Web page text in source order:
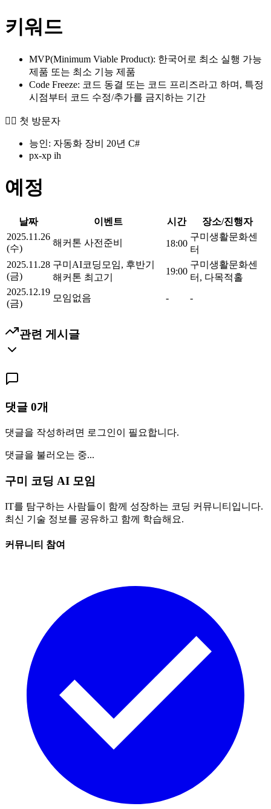
키워드
MVP(Minimum Viable Product): 한국어로 최소 실행 가능
제품 또는 최소 기능 제품
Code Freeze: 코드 동결 또는 코드 프리즈라고 하며, 특정
시점부터 코드 수정/추가를 금지하는 기간
🙋‍♀️ 첫 방문자
능인: 자동화 장비 20년 C#
px-xp ih
예정
날짜 이벤트 시간
장소/진행자
2025.11.26
(수)
해커톤 사전준비 18:00
구미생활문화센
터
2025.11.28
(금)
구미AI코딩모임, 후반기
해커톤 최고기
19:00
구미생활문화센
터, 다목적홀
2025.12.19
(금)
모임없음 - -
관련 게시글
댓글 0개
댓글을 작성하려면 로그인이 필요합니다.
댓글을 불러오는 중...
구미 코딩 AI 모임
IT를 탐구하는 사람들이 함께 성장하는 코딩 커뮤니티입니다.
최신 기술 정보를 공유하고 함께 학습해요.
커뮤니티 참여